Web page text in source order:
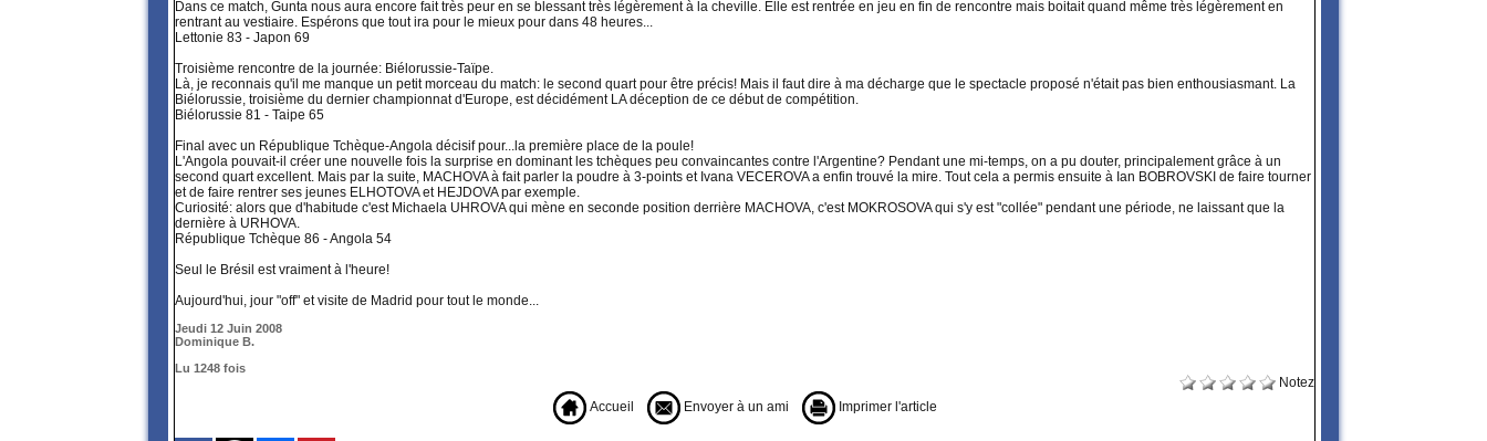
Dans ce match, Gunta nous aura encore fait très peur en se blessant très légèrement à la cheville. Elle est rentrée en jeu en fin de rencontre mais boitait quand même très légèrement en
rentrant au vestiaire. Espérons que tout ira pour le mieux pour dans 48 heures...
Lettonie 83 - Japon 69
Troisième rencontre de la journée: Biélorussie-Taïpe.
Là, je reconnais qu'il me manque un petit morceau du match: le second quart pour être précis! Mais il faut dire à ma décharge que le spectacle proposé n'était pas bien enthousiasmant. La
Biélorussie, troisième du dernier championnat d'Europe, est décidément LA déception de ce début de compétition.
Biélorussie 81 - Taipe 65
Final avec un République Tchèque-Angola décisif pour...la première place de la poule!
L'Angola pouvait-il créer une nouvelle fois la surprise en dominant les tchèques peu convaincantes contre l'Argentine? Pendant une mi-temps, on a pu douter, principalement grâce à un
second quart excellent. Mais par la suite, MACHOVA à fait parler la poudre à 3-points et Ivana VECEROVA a enfin trouvé la mire. Tout cela a permis ensuite à Ian BOBROVSKI de faire tourner
et de faire rentrer ses jeunes ELHOTOVA et HEJDOVA par exemple.
Curiosité: alors que d'habitude c'est Michaela UHROVA qui mène en seconde position derrière MACHOVA, c'est MOKROSOVA qui s'y est "collée" pendant une période, ne laissant que la
dernière à URHOVA.
République Tchèque 86 - Angola 54
Seul le Brésil est vraiment à l'heure!
Aujourd'hui, jour "off" et visite de Madrid pour tout le monde...
Jeudi 12 Juin 2008
Dominique B.
Lu 1248 fois
Notez
Accueil
Envoyer à un ami Imprimer l'article